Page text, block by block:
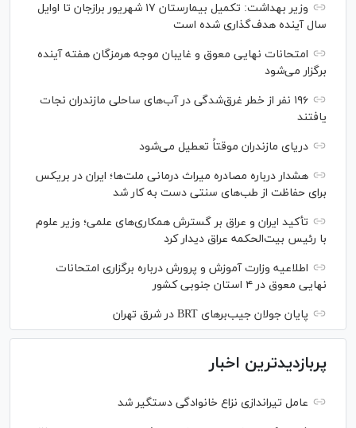
وزیر بهداشت: تکمیل بیمارستان ۱۷ شهریور برازجان تا اوایل
سال آینده هدف‌گذاری شده است
امتحانات نهایی معوق و غایبان موجه هرمزگان هفته آینده
برگزار می‌شود
۱۹۶ نفر از خطر غرق‌شدگی در آب‌های ساحلی مازندران نجات
یافتند
دریای مازندران موقتاً تعطیل می‌شود
هشدار درباره مصادره میراث درمانی ملت‌ها؛ ایران در بریکس
برای حفاظت از طب‌های سنتی دست به کار شد
تأکید ایران و عراق بر گسترش همکاری‌های علمی؛ وزیر علوم
با رئیس بیت‌الحکمه عراق دیدار کرد
اطلاعیه وزارت آموزش و پرورش درباره برگزاری امتحانات
نهایی معوق در ۴ استان جنوبی کشور
پایان جولان جیب‌بر‌های BRT در شرق تهران
پربازدیدترین اخبار
عامل تیراندازی نزاع خانوادگی دستگیر شد